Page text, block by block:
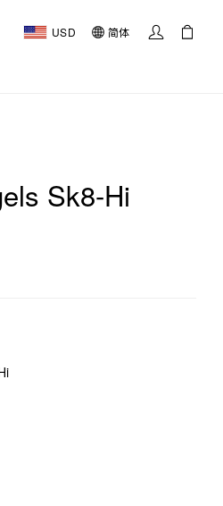
USD 简体
Sk8-Hi